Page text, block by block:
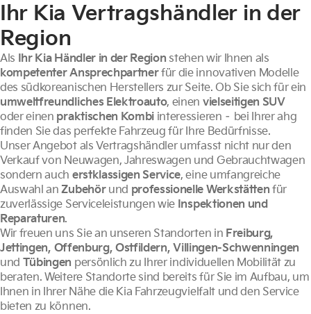
Ihr Kia Vertragshändler in der
Region
Als Ihr Kia Händler in der Region stehen wir Ihnen als
kompetenter Ansprechpartnerfür die innovativen Modelle
des südkoreanischen Herstellers zur Seite. Ob Sie sich für ein
umweltfreundliches Elektroauto, einen vielseitigen SUV
oder einen praktischen Kombi interessieren – bei Ihrer ahg
finden Sie das perfekte Fahrzeug für Ihre Bedürfnisse.
Unser Angebot als Vertragshändler umfasst nicht nur den
Verkauf von Neuwagen, Jahreswagen und Gebrauchtwagen
sondern auch erstklassigen Service, eine umfangreiche
Auswahl anZubehörund professionelle Werkstätten für
zuverlässige Serviceleistungen wie Inspektionen und
Reparaturen.
Wir freuen uns Sie an unseren Standorten in Freiburg,
Jettingen, Offenburg, Ostfildern,Villingen-Schwenningen
und Tübingen persönlich zu Ihrer individuellen Mobilität zu
beraten. Weitere Standorte sind bereits für Sie im Aufbau, um
Ihnen in Ihrer Nähe die Kia Fahrzeugvielfalt und den Service
bieten zu können.